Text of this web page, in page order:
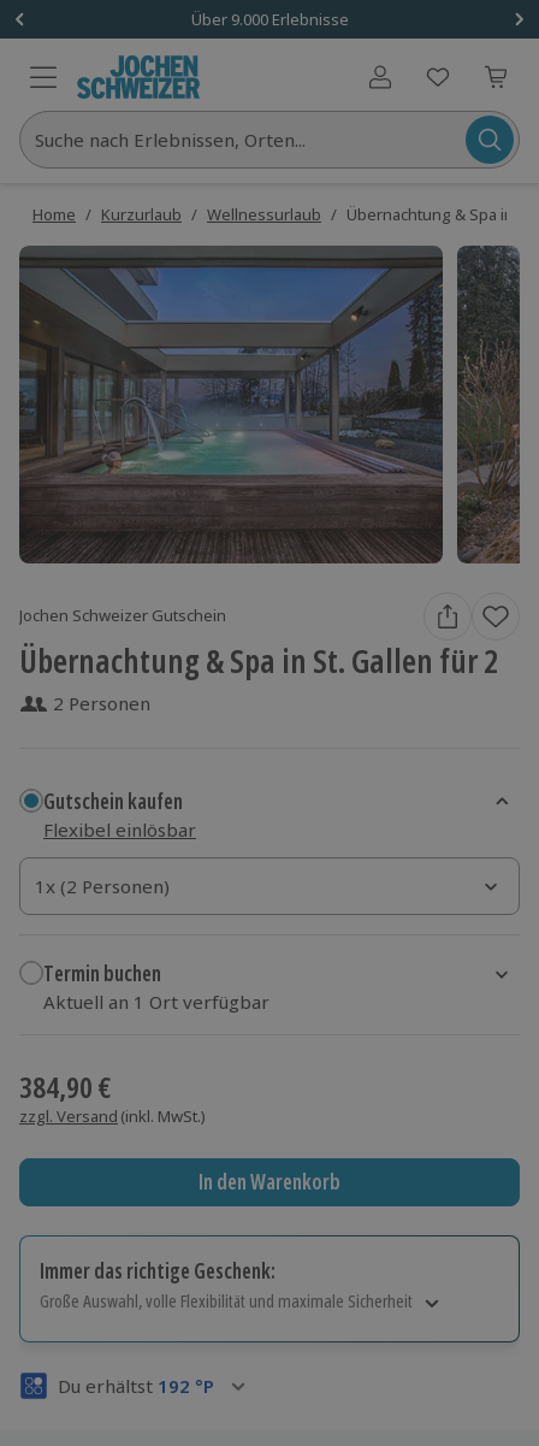
Über 9.000 Erlebnisse
Benutzerkonto
Suche nach Erlebnissen, Orten...
Home / Kurzurlaub / Wellnessurlaub / Übernachtung & Spa in
Jochen Schweizer Gutschein
Übernachtung & Spa in St. Gallen für 2
2 Personen
Gutschein kaufen
Flexibel einlösbar
1x (2 Personen)
1x (2 Personen)
1x (2 Personen)
Termin buchen
Aktuell an 1 Ort verfügbar
384,90 €
zzgl. Versand (inkl. MwSt.)
In den Warenkorb
Immer das richtige Geschenk:
Große Auswahl, volle Flexibilität und maximale Sicherheit
Volle Flexibilität
Du erhältst 192 °P